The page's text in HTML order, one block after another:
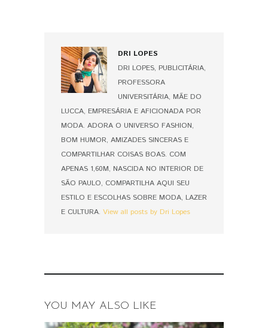
DRI LOPES
DRI LOPES, PUBLICITÁRIA,
PROFESSORA
UNIVERSITÁRIA, MÃE DO
LUCCA, EMPRESÁRIA E AFICIONADA POR
MODA. ADORA O UNIVERSO FASHION,
BOM HUMOR, AMIZADES SINCERAS E
COMPARTILHAR COISAS BOAS. COM
APENAS 1,60M, NASCIDA NO INTERIOR DE
SÃO PAULO, COMPARTILHA AQUI SEU
ESTILO E ESCOLHAS SOBRE MODA, LAZER
E CULTURA. View all posts by Dri Lopes
YOU MAY ALSO LIKE